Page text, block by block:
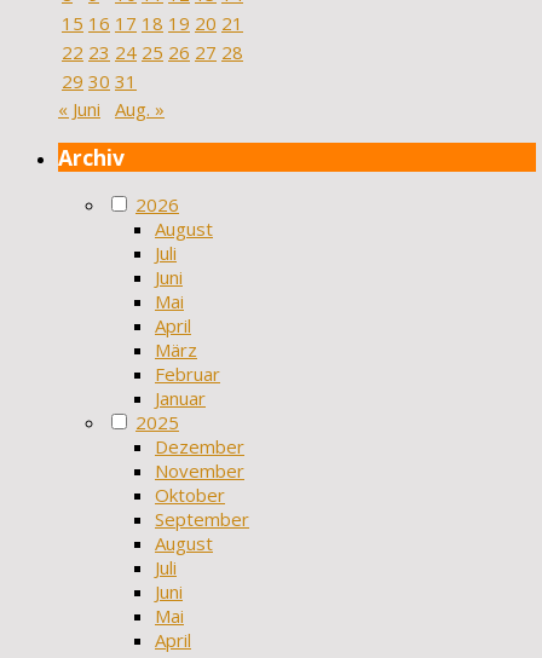
15 16 17 18 19 20 21
22 23 24 25 26 27 28
29 30 31
« Juni
Aug. »
Archiv
2026
August
Juli
Juni
Mai
April
März
Februar
Januar
2025
Dezember
November
Oktober
September
August
Juli
Juni
Mai
April